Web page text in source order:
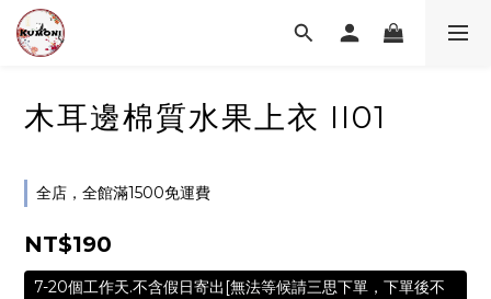
木耳邊棉質水果上衣 II01
全店，全館滿1500免運費
NT$190
7-20個工作天.不含假日寄出[無法等候請三思下單，下單後不